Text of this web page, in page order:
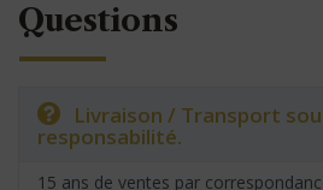
Questions
Livraison / Transport
responsabilité.
15 ans de ventes par